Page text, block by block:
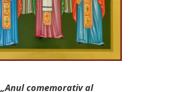
„Anul comemorativ al